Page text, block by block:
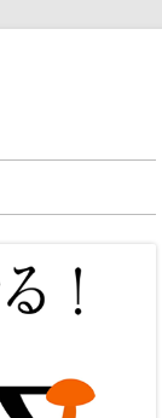
2025総合案内
2024ニュース
2024店舗案内
2023店舗検索